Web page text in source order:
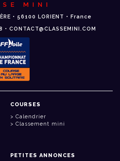
MINI
• 56100 LORIENT • France
CONTACT@CLASSEMINI.COM
COURSES
Calendrier
Classement mini
PETITES ANNONCES